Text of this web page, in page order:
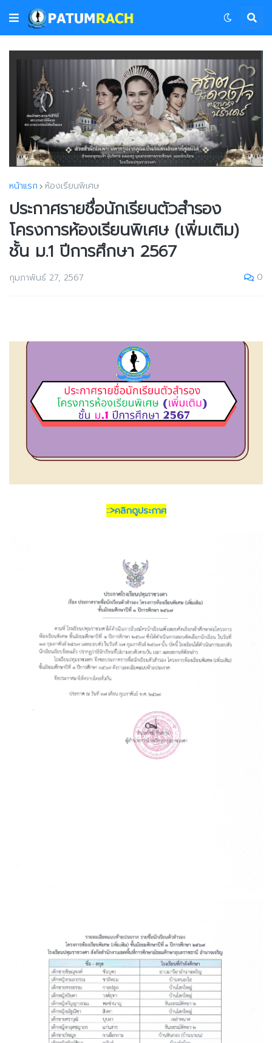
หน้าแรก ห้องเรียนพิเศษ
ประกาศรายชื่อนักเรียนตัวสำรอง
โครงการห้องเรียนพิเศษ (เพิ่มเติม)
ชั้น ม.1 ปีการศึกษา 2567
กุมภาพันธ์ 27, 2567 0
::>คลิกดูประกาศ